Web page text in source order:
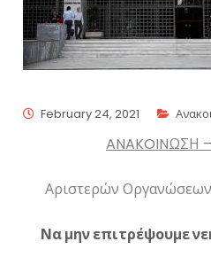
February 24, 2021
ANAKOINΩΣΗ
Αριστερών
Να μην επιτρέψουμε